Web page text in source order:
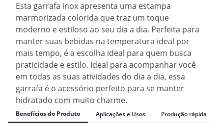
Esta garrafa inox apresenta uma estampa
marmorizada colorida que traz um toque
moderno e estiloso ao seu dia a dia. Perfeita para
manter suas bebidas na temperatura ideal por
mais tempo, é a escolha ideal para quem busca
praticidade e estilo. Ideal para acompanhar você
em todas as suas atividades do dia a dia, essa
garrafa é o acessório perfeito para se manter
hidratado com muito charme.
Benefícios do Produto Aplicações e Usos Produção rápida